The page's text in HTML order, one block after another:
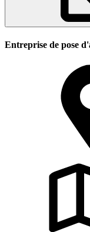
Entreprise de pose